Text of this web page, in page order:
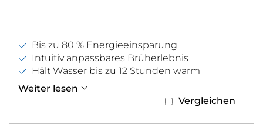
Bis zu 80 % Energieeinsparung
Intuitiv anpassbares Brüherlebnis
Hält Wasser bis zu 12 Stunden warm
Weiter lesen
Vergleichen